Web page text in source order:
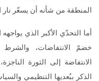
المنطقة من شأنه أن يسعّر
أما التحدّي الأكبر الذي
خضمّ الانتفاضات، والشرط
الانتفاضة إلى الثورة
الذكر ببُعديها التنظيمي